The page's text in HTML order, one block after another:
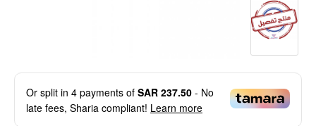
Or split in 4 payments of SAR 237.50 - No
late fees, Sharia compliant! Learn more